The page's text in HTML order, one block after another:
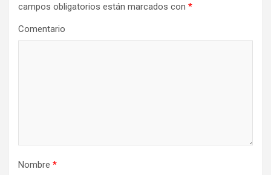
campos obligatorios están marcados con *
Comentario
Nombre *